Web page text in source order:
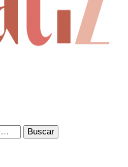
pongo en palabras aquello que
sabemos cómo explicar y
contigo las cosas que me
o creo que merecen ser